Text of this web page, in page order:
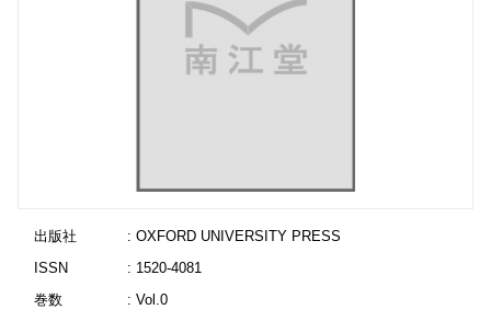
出版社
: OXFORD UNIVERSITY PRESS
ISSN
: 1520-4081
巻数
: Vol.0